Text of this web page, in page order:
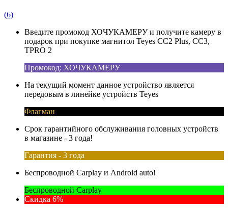
(6)
Введите промокод ХОЧУКАМЕРУ и получите камеру в
подарок при покупке магнитол Teyes CC2 Plus, CC3,
TPRO 2
Промокод: ХОЧУКАМЕРУ
На текущий момент данное устройство является
передовым в линейке устройств Teyes
Флагман
Срок гарантийного обслуживания головных устройств
в магазине - 3 года!
Гарантия - 3 года
Беспроводной Carplay и Android auto!
Беспроводной Carplay
Скидка 6%